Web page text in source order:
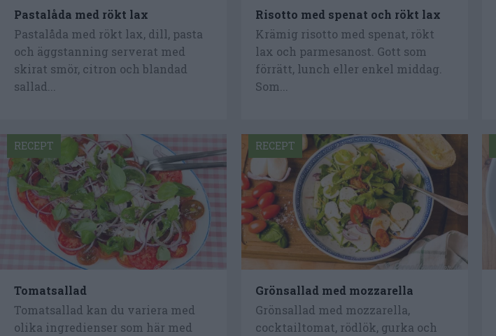
Pastalåda med rökt lax
Pastalåda med rökt lax, dill, pasta
och äggstanning serverat med
skirat smör, citron och blandad
sallad...
Risotto med spenat och rökt lax
Krämig risotto med spenat, rökt
lax och parmesanost. Gott som
förrätt, lunch eller enkel middag.
Som...
Tomatsallad
Tomatsallad kan du variera med
olika ingredienser som här med
RECEPT
Grönsallad med mozzarella
Grönsallad med mozzarella,
cocktailtomat, rödlök, gurka och
RECEPT